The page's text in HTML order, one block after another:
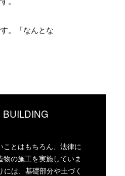
。「なんとな
BUILDING
ことはもちろん、法律に
物の施工を実施していま
には、基礎部分や土づく